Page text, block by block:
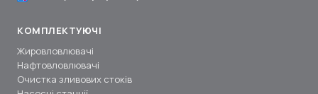
КОМПЛЕКТУЮЧІ
Жировловлювачі
Нафтовловлювачі
Очистка зливових стоків